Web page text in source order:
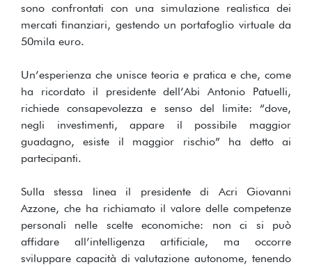
sono confrontati con una simulazione realistica dei
mercati finanziari, gestendo un portafoglio virtuale da
50mila euro.
Un’esperienza che unisce teoria e pratica e che, come
ha ricordato il presidente dell’Abi Antonio Patuelli,
richiede consapevolezza e senso del limite: “dove,
negli investimenti, appare il possibile maggior
guadagno, esiste il maggior rischio” ha detto ai
partecipanti.
Sulla stessa linea il presidente di Acri Giovanni
Azzone, che ha richiamato il valore delle competenze
personali nelle scelte economiche: non ci si può
affidare all’intelligenza artificiale, ma occorre
sviluppare capacità di valutazione autonome, tenendo